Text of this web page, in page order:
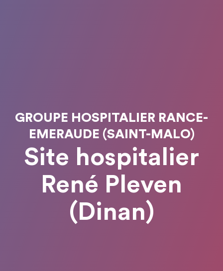
GROUPE HOSPITALIER RANCE-
EMERAUDE (SAINT-MALO)
Site hospitalier
René Pleven
(Dinan)